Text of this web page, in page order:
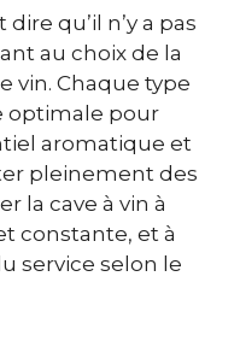
qu’il n’y a pas
au choix de la
vin. Chaque type
optimale pour
aromatique et
pleinement des
la cave à vin à
constante, et à
service selon le